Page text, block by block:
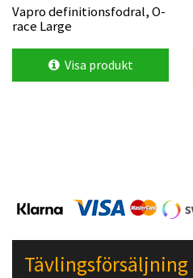
Vapro definitionsfodral, O-
race Large
Visa produkt
Tävlingsförsäljning